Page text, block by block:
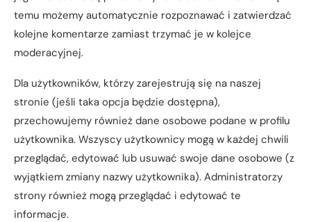
temu możemy automatycznie rozpoznawać i zatwierdzać
kolejne komentarze zamiast trzymać je w kolejce
moderacyjnej.
Dla użytkowników, którzy zarejestrują się na naszej
stronie (jeśli taka opcja będzie dostępna),
przechowujemy również dane osobowe podane w profilu
użytkownika. Wszyscy użytkownicy mogą w każdej chwili
przeglądać, edytować lub usuwać swoje dane osobowe (z
wyjątkiem zmiany nazwy użytkownika). Administratorzy
strony również mogą przeglądać i edytować te
informacje.